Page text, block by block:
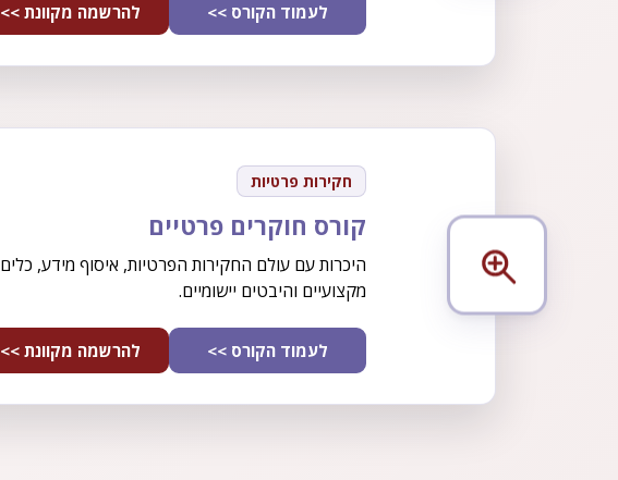
לעמוד הקורס >> להרשמה מקוונת >>
חקירות פרטיות
קורס חוקרים פרטיים
היכרות עם עולם החקירות הפרטיות, איסוף מידע, כלים
מקצועיים והיבטים יישומיים.
לעמוד הקורס >> להרשמה מקוונת >>